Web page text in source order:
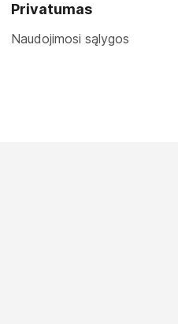
Privatumas
Naudojimosi sąlygos